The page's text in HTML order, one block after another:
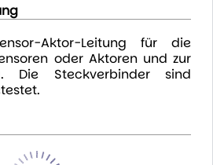
Aktor-Leitung für die
oder Aktoren und zur
Die Steckverbinder sind